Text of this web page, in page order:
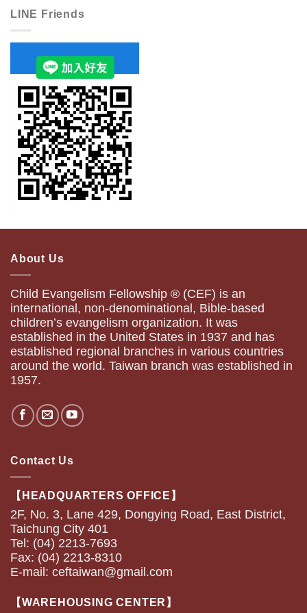
LINE Friends
About Us
Child Evangelism Fellowship ® (CEF) is an
international, non-denominational, Bible-based
children’s evangelism organization. It was
established in the United States in 1937 and has
established regional branches in various countries
around the world. Taiwan branch was established in
1957.
Contact Us
【HEADQUARTERS OFFICE】
2F, No. 3, Lane 429, Dongying Road, East District,
Taichung City 401
Tel: (04) 2213-7693
Fax: (04) 2213-8310
E-mail: ceftaiwan@gmail.com
【WAREHOUSING CENTER】